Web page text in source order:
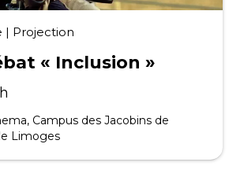
| Projection
« Inclusion »
Campus des Jacobins de
Limoges